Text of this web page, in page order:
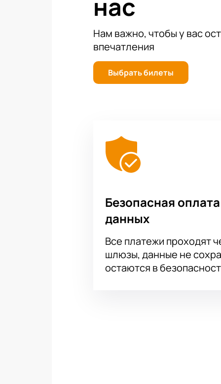
нас
Нам важно, чтобы у вас
впечатления
Выбрать билеты
Безопасная
данных
Все платежи проходят
шлюзы, данные не
остаются в